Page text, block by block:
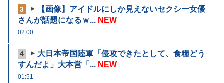
3
【画像】アイドルにしか見えないセクシー女優
さんが話題になるｗ... NEW
02:00
4
大日本帝国陸軍「侵攻できたとして、食糧どう
すんだよ」大本営「... NEW
01:51